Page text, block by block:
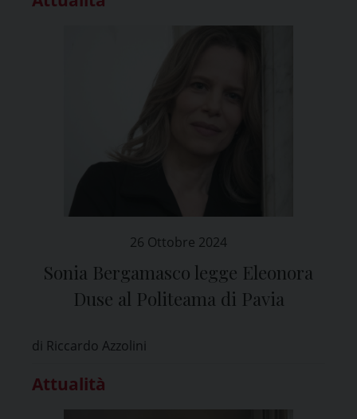
26 Ottobre 2024
Sonia Bergamasco legge Eleonora
Duse al Politeama di Pavia
di Riccardo Azzolini
Attualità